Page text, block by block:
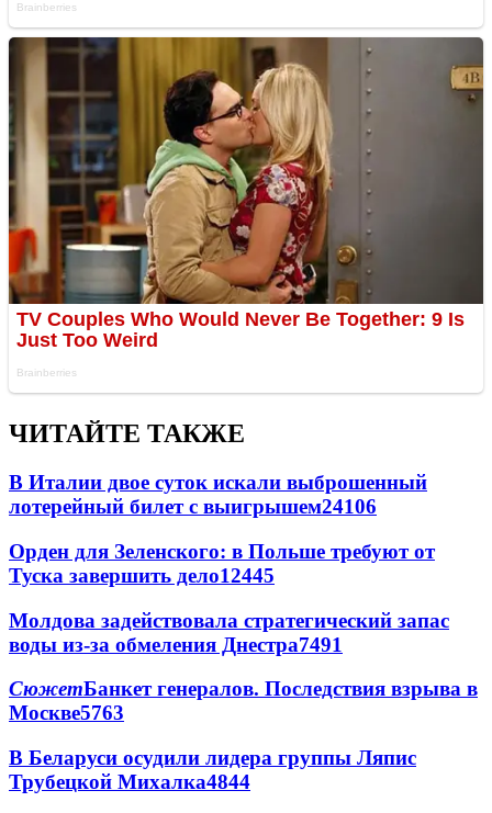
ЧИТАЙТЕ ТАКЖЕ
В Италии двое суток искали выброшенный
лотерейный билет с выигрышем24106
Орден для Зеленского: в Польше требуют от
Туска завершить дело12445
Молдова задействовала стратегический запас
воды из-за обмеления Днестра7491
СюжетБанкет генералов. Последствия взрыва в
Москве5763
В Беларуси осудили лидера группы Ляпис
Трубецкой Михалка4844